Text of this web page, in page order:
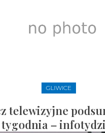
GLIWICE
telewizyjne
tygodnia –